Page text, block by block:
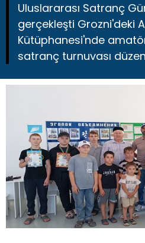
Uluslararası Satranç
gerçekleşti Grozni'deki
Kütüphanesi'nde
satranç turnuvası